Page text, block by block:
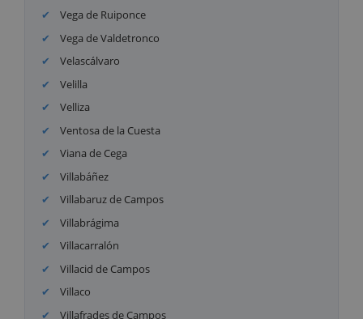
Vega de Ruiponce
Vega de Valdetronco
Velascálvaro
Velilla
Velliza
Ventosa de la Cuesta
Viana de Cega
Villabáñez
Villabaruz de Campos
Villabrágima
Villacarralón
Villacid de Campos
Villaco
Villafrades de Campos